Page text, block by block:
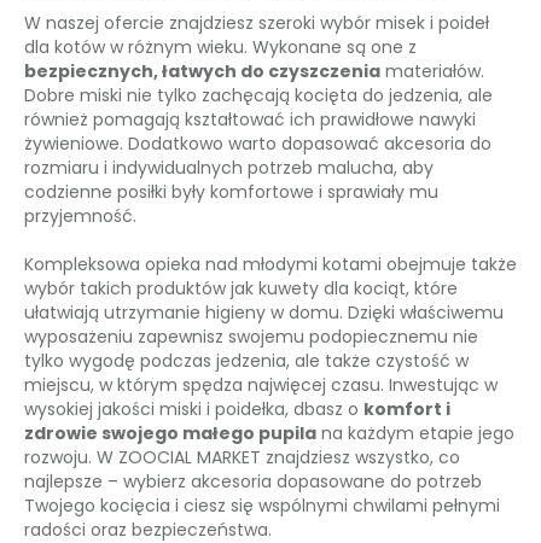
W naszej ofercie znajdziesz szeroki wybór misek i poideł
dla kotów w różnym wieku. Wykonane są one z
bezpiecznych, łatwych do czyszczenia materiałów.
Dobre miski nie tylko zachęcają kocięta do jedzenia, ale
również pomagają kształtować ich prawidłowe nawyki
żywieniowe. Dodatkowo warto dopasować akcesoria do
rozmiaru i indywidualnych potrzeb malucha, aby
codzienne posiłki były komfortowe i sprawiały mu
przyjemność.
Kompleksowa opieka nad młodymi kotami obejmuje także
wybór takich produktów jak kuwety dla kociąt, które
ułatwiają utrzymanie higieny w domu. Dzięki właściwemu
wyposażeniu zapewnisz swojemu podopiecznemu nie
tylko wygodę podczas jedzenia, ale także czystość w
miejscu, w którym spędza najwięcej czasu. Inwestując w
wysokiej jakości miski i poidełka, dbasz o komfort i
zdrowie swojego małego pupila na każdym etapie jego
rozwoju. W ZOOCIAL MARKET znajdziesz wszystko, co
najlepsze – wybierz akcesoria dopasowane do potrzeb
Twojego kocięcia i ciesz się wspólnymi chwilami pełnymi
radości oraz bezpieczeństwa.